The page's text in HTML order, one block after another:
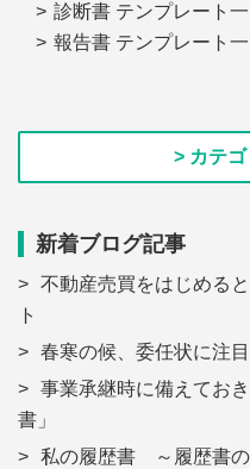
診断書 テンプレート
報告書 テンプレート
> カテ
新着ブログ記事
不動産売買をはじめる
ト
春寒の候、委任状に注目
事業承継時に備えてお
書」
私の履歴書 ～履歴書